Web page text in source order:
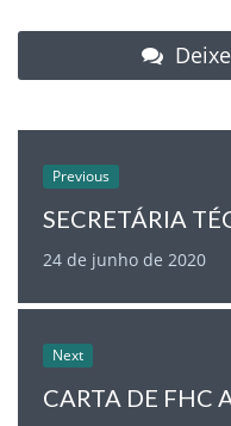
Previous
24 de junho de 2020
Next